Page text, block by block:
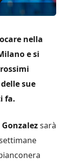
nella
e si
sue
fa.
sarà